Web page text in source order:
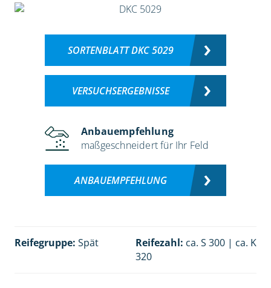
SORTENBLATT DKC 5029
VERSUCHSERGEBNISSE
Anbauempfehlung
maßgeschneidert für Ihr Feld
ANBAUEMPFEHLUNG
Reifegruppe: Spät Reifezahl: ca. S 300 | ca. K
320